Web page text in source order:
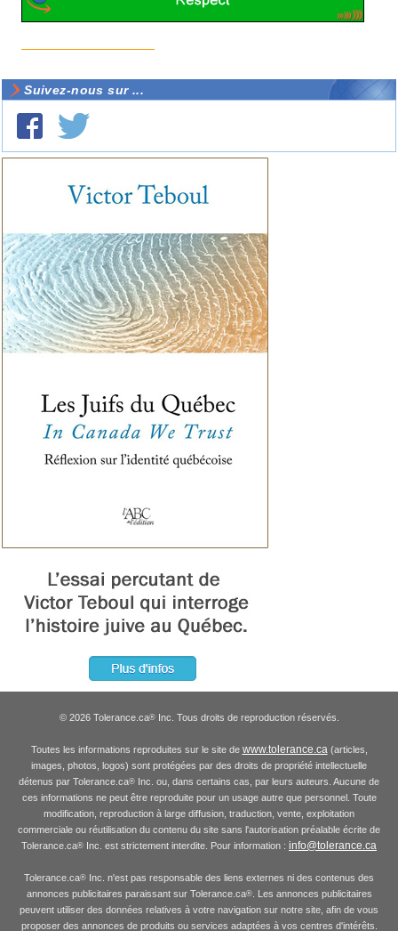
Suivez-nous sur ...
© 2026 Tolerance.ca®Inc. Tous droits de reproduction réservés.
Toutes les informations reproduites sur le site de www.tolerance.ca(articles,
images, photos, logos) sont protégées par des droits de propriété intellectuelle
détenus par Tolerance.ca® Inc. ou, dans certains cas, par leurs auteurs. Aucune de
ces informations ne peut être reproduite pour un usage autre que personnel. Toute
modification, reproduction à large diffusion, traduction, vente, exploitation
commerciale ou réutilisation du contenu du site sans l'autorisation préalable écrite de
Tolerance.ca® Inc. est strictement interdite. Pour information : info@tolerance.ca
Tolerance.ca® Inc. n'est pas responsable des liens externes ni des contenus des
annonces publicitaires paraissant sur Tolerance.ca®. Les annonces publicitaires
peuvent utiliser des données relatives à votre navigation sur notre site, afin de vous
proposer des annonces de produits ou services adaptées à vos centres d'intérêts.